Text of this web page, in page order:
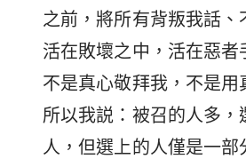
之前，將所有背叛我話
活在敗壞之中，活在惡
不是真心敬拜我，不是
所以我説：被召的人多
人，但選上的人僅是一